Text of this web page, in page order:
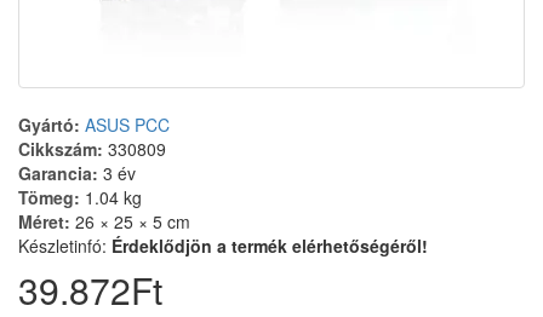
Gyártó: ASUS PCC
Cikkszám: 330809
Garancia: 3 év
Tömeg: 1.04 kg
Méret: 26 × 25 × 5 cm
Készletinfó: Érdeklődjön a termék elérhetőségéről!
39.872Ft